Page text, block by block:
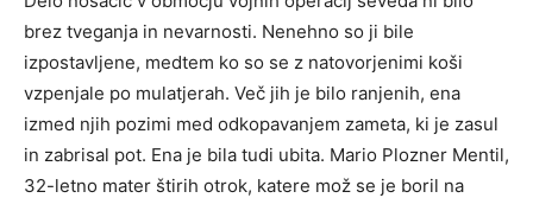
brez tveganja in nevarnosti. Nenehno so ji bile
izpostavljene, medtem ko so se z natovorjenimi koši
vzpenjale po mulatjerah. Več jih je bilo ranjenih, ena
izmed njih pozimi med odkopavanjem zameta, ki je zasul
in zabrisal pot. Ena je bila tudi ubita. Mario Plozner Mentil,
32-letno mater štirih otrok, katere mož se je boril na